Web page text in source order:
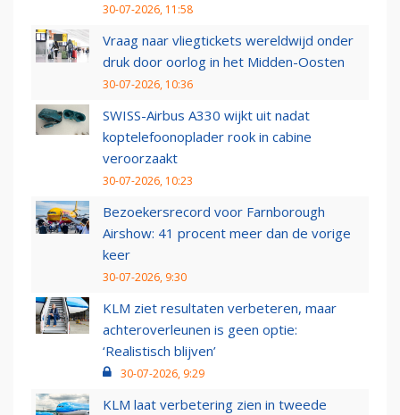
30-07-2026, 11:58
Vraag naar vliegtickets wereldwijd onder
druk door oorlog in het Midden-Oosten
30-07-2026, 10:36
SWISS-Airbus A330 wijkt uit nadat
koptelefoonoplader rook in cabine
veroorzaakt
30-07-2026, 10:23
Bezoekersrecord voor Farnborough
Airshow: 41 procent meer dan de vorige
keer
30-07-2026, 9:30
KLM ziet resultaten verbeteren, maar
achteroverleunen is geen optie:
‘Realistisch blijven’
30-07-2026, 9:29
KLM laat verbetering zien in tweede